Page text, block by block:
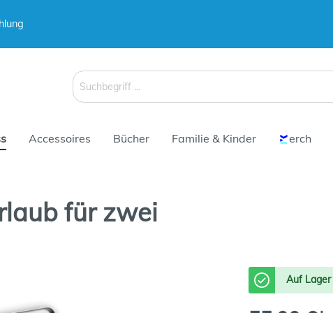
Accessoires Bücher Familie & Kinder erch
für zwei
Auf Lager
Schirme